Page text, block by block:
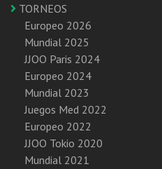
TORNEOS
Europeo 2026
Mundial 2025
JJOO Paris 2024
Europeo 2024
Mundial 2023
Juegos Med 2022
Europeo 2022
JJOO Tokio 2020
Mundial 2021